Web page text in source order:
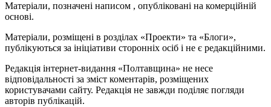
Матеріали, позначені написом , опубліковані на комерційній
основі.
Матеріали, розміщені в розділах «Проекти» та «Блоги»,
публікуються за ініціативи сторонніх осіб і не є редакційними.
Редакція інтернет-видання «Полтавщина» не несе
відповідальності за зміст коментарів, розміщених
користувачами сайту. Редакція не завжди поділяє погляди
авторів публікацій.